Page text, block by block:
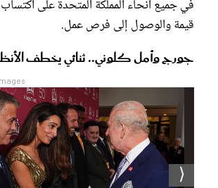
في جميع أنحاء المملكة المتحدة على
قيمة والوصول إلى فرص عمل.
جورج وأمل كلوني.. ثنائي يخطف